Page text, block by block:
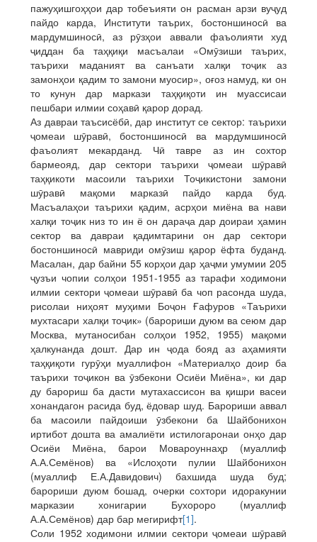
пажуҳишгоҳҳои дар тобеъияти он расман арзи вуҷуд
пайдо карда, Институти таърих, бостоншиносӣ ва
мардумшиносӣ, аз рӯзҳои аввали фаъолияти худ
ҷиддан ба таҳқиқи масъалаи «Омӯзиши таърих,
таърихи маданият ва санъати халқи тоҷик аз
замонҳои қадим то замони муосир», оғоз намуд, ки он
то кунун дар маркази таҳқиқоти ин муассисаи
пешбари илмии соҳавӣ қарор дорад.
Аз давраи таъсисёбӣ, дар институт се сектор: таърихи
ҷомеаи шӯравӣ, бостоншиносӣ ва мардумшиносӣ
фаъолият мекарданд. Чӣ тавре аз ин сохтор
бармеояд, дар сектори таърихи ҷомеаи шӯравӣ
таҳқикоти масоили таърихи Тоҷикистони замони
шӯравӣ мақоми марказӣ пайдо карда буд.
Масъалаҳои таърихи қадим, асрҳои миёна ва нави
халқи тоҷик низ то ин ё он дараҷа дар доираи ҳамин
сектор ва давраи қадимтарини он дар сектори
бостоншиносӣ мавриди омӯзиш қарор ёфта буданд.
Масалан, дар байни 55 корҳои дар ҳаҷми умумии 205
ҷузъи чопии солҳои 1951-1955 аз тарафи ходимони
илмии сектори ҷомеаи шӯравӣ ба чоп расонда шуда,
рисолаи ниҳоят муҳими Боҷон Ғафуров «Таърихи
мухтасари халқи тоҷик» (барориши дуюм ва сеюм дар
Москва, мутаносибан солҳои 1952, 1955) мақоми
ҳалкунанда дошт. Дар ин ҷода бояд аз аҳамияти
таҳқиқоти гурӯҳи муаллифон «Материалҳо доир ба
таърихи тоҷикон ва ӯзбекони Осиёи Миёна», ки дар
ду барориш ба дасти мутахассисон ва қишри васеи
хонандагон расида буд, ёдовар шуд. Барориши аввал
ба масоили пайдоиши ӯзбекони ба Шайбонихон
иртибот дошта ва амалиёти истилогаронаи онҳо дар
Осиёи Миёна, барои Мовароуннаҳр (муаллиф
А.А.Семёнов) ва «Ислоҳоти пулии Шайбонихон
(муаллиф Е.А.Давидович) бахшида шуда буд;
барориши дуюм бошад, очерки сохтори идоракунии
марказии хонигарии Бухороро (муаллиф
А.А.Семёнов) дар бар мегирифт[1].
Соли 1952 ходимони илмии сектори ҷомеаи шӯравӣ